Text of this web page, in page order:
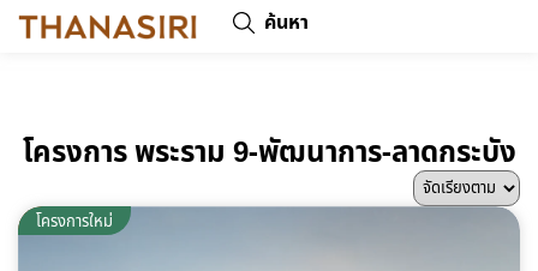
ค้นหา
โครงการ พระราม 9-พัฒนาการ-ลาดกระบัง
พร้อมอยู่
โครงการใหม่